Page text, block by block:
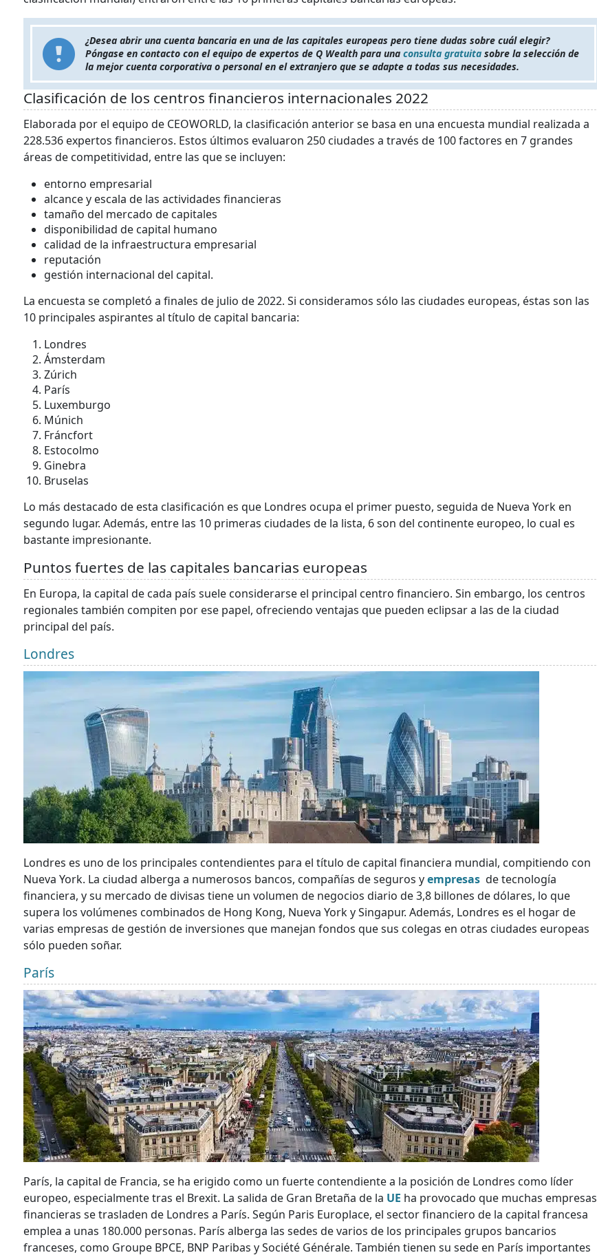
¿Desea abrir una cuenta bancaria en una de las capitales europeas pero tiene dudas sobre cuál elegir?
Póngase en contacto con el equipo de expertos de Q Wealth para una consulta gratuita sobre la selección de
la mejor cuenta corporativa o personal en el extranjero que se adapte a todas sus necesidades.
Clasificación de los centros financieros internacionales 2022
Elaborada por el equipo de CEOWORLD, la clasificación anterior se basa en una encuesta mundial realizada a
228.536 expertos financieros. Estos últimos evaluaron 250 ciudades a través de 100 factores en 7 grandes
áreas de competitividad, entre las que se incluyen:
entorno empresarial
alcance y escala de las actividades financieras
tamaño del mercado de capitales
disponibilidad de capital humano
calidad de la infraestructura empresarial
reputación
gestión internacional del capital.
La encuesta se completó a finales de julio de 2022. Si consideramos sólo las ciudades europeas, éstas son las
10 principales aspirantes al título de capital bancaria:
Londres
Ámsterdam
Zúrich
París
Luxemburgo
Múnich
Fráncfort
Estocolmo
Ginebra
Bruselas
Lo más destacado de esta clasificación es que Londres ocupa el primer puesto, seguida de Nueva York en
segundo lugar. Además, entre las 10 primeras ciudades de la lista, 6 son del continente europeo, lo cual es
bastante impresionante.
Puntos fuertes de las capitales bancarias europeas
En Europa, la capital de cada país suele considerarse el principal centro financiero. Sin embargo, los centros
regionales también compiten por ese papel, ofreciendo ventajas que pueden eclipsar a las de la ciudad
principal del país.
Londres
Londres es uno de los principales contendientes para el título de capital financiera mundial, compitiendo con
Nueva York. La ciudad alberga a numerosos bancos, compañías de seguros yempresas de tecnología
financiera, y su mercado de divisas tiene un volumen de negocios diario de 3,8 billones de dólares, lo que
supera los volúmenes combinados de Hong Kong, Nueva York y Singapur. Además, Londres es el hogar de
varias empresas de gestión de inversiones que manejan fondos que sus colegas en otras ciudades europeas
sólo pueden soñar.
París
París, la capital de Francia, se ha erigido como un fuerte contendiente a la posición de Londres como líder
europeo, especialmente tras el Brexit. La salida de Gran Bretaña de la UE ha provocado que muchas empresas
financieras se trasladen de Londres a París. Según Paris Europlace, el sector financiero de la capital francesa
emplea a unas 180.000 personas. París alberga las sedes de varios de los principales grupos bancarios
franceses, como Groupe BPCE, BNP Paribas y Société Générale. También tienen su sede en París importantes